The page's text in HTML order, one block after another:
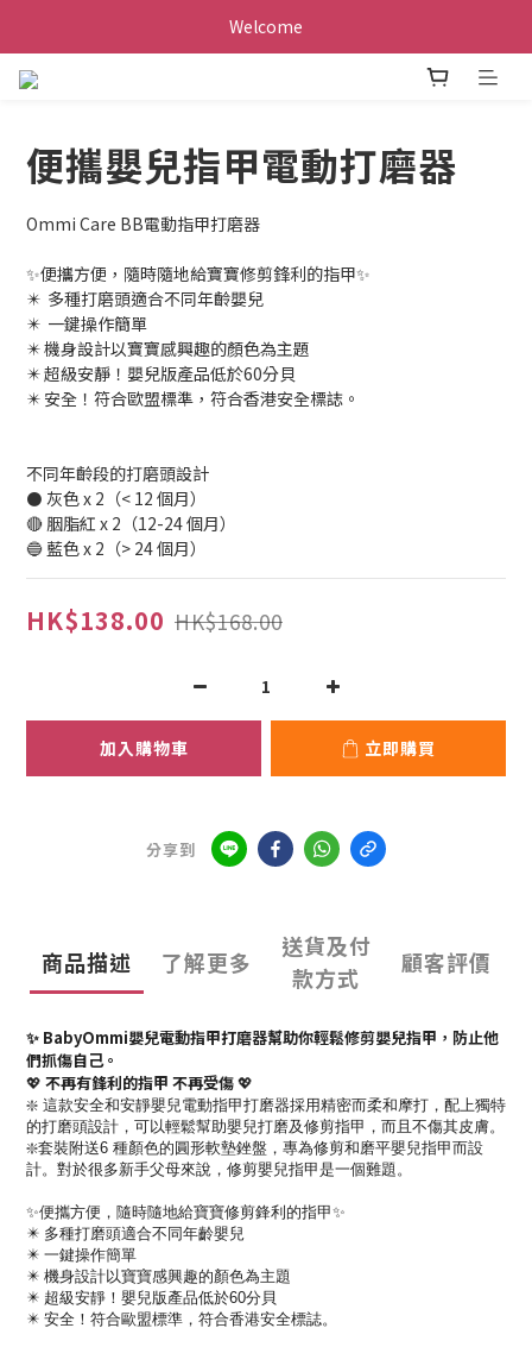
Welcome
便攜嬰兒指甲電動打磨器
Ommi Care BB電動指甲打磨器
✨便攜方便，隨時隨地給寶寶修剪鋒利的指甲✨
✴️  多種打磨頭適合不同年齡嬰兒
✴️  一鍵操作簡單
✴️ 機身設計以寶寶感興趣的顏色為主題
✴️ 超級安靜！嬰兒版產品低於60分貝
✴️ 安全！符合歐盟標準，符合香港安全標誌。
不同年齡段的打磨頭設計
⚫️ 灰色 x 2（< 12 個月）
🔴 胭脂紅 x 2（12-24 個月）
🔵 藍色 x 2（> 24 個月）
HK$138.00 HK$168.00
加入購物車 立即購買
分享到
商品描述 了解更多
送貨及付
款方式
顧客評價
✨ BabyOmmi嬰兒電動指甲打磨器幫助你輕鬆修剪嬰兒指甲，防止他
們抓傷自己。
💖 不再有鋒利的指甲 不再受傷 💖
❇️ 這款安全和安靜嬰兒電動指甲打磨器採用精密而柔和摩打，配上獨特
的打磨頭設計，可以輕鬆幫助嬰兒打磨及修剪指甲，而且不傷其皮膚。
❇️套裝附送6 種顏色的圓形軟墊銼盤，專為修剪和磨平嬰兒指甲而設
計。對於很多新手父母來說，修剪嬰兒指甲是一個難題。
✨便攜方便，隨時隨地給寶寶修剪鋒利的指甲✨
✴️ 多種打磨頭適合不同年齡嬰兒
✴️ 一鍵操作簡單
✴️ 機身設計以寶寶感興趣的顏色為主題
✴️ 超級安靜！嬰兒版產品低於60分貝
✴️ 安全！符合歐盟標準，符合香港安全標誌。